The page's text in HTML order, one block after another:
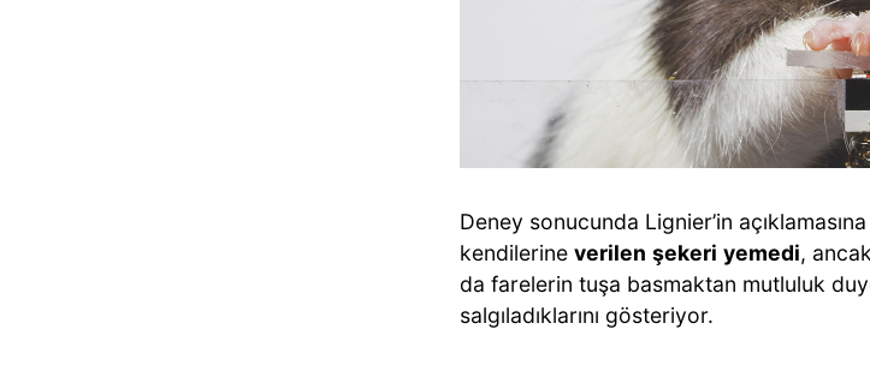
Deney sonucunda Lignier’in
kendilerine verilen şekeri yemedi, ancak
da farelerin tuşa basmaktan mutluluk
salgıladıklarını gösteriyor.